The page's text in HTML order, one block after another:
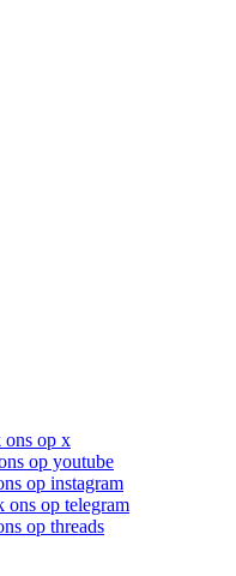
ons op x
op youtube
op instagram
ons op telegram
op threads